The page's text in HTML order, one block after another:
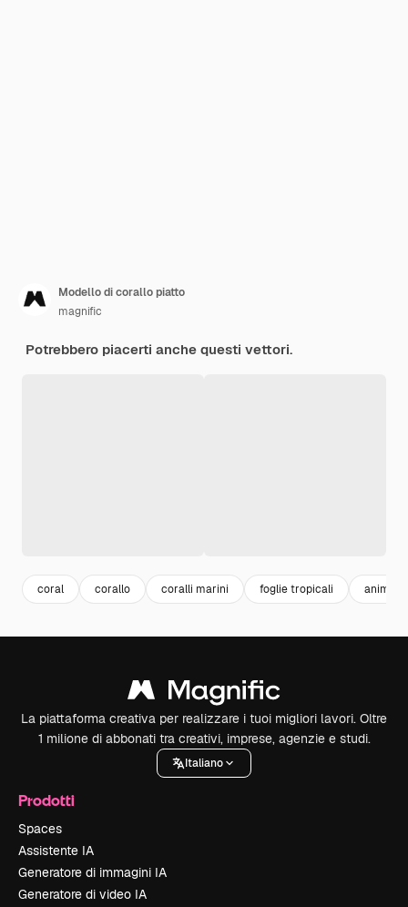
Modello di corallo piatto
magnific
Potrebbero piacerti anche questi vettori.
coral corallo coralli marini foglie tropicali animali
La piattaforma creativa per realizzare i tuoi migliori lavori. Oltre
1 milione di abbonati tra creativi, imprese, agenzie e studi.
Italiano
Prodotti
Spaces
Assistente IA
Generatore di immagini IA
Generatore di video IA